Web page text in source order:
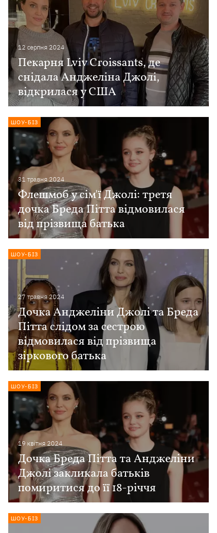
12 серпня 2024
Пекарня Lviv Croissants, де
снідала Анджеліна Джолі,
відкрилася у США
31 травня 2024
Флешмоб у сім'ї Джолі: третя
дочка Бреда Пітта відмовилася
від прізвища батька
ШОУ-БІЗ
27 травня 2024
Дочка Анджеліни Джолі та Бреда
Пітта слідом за сестрою
відмовилася від прізвища
зіркового батька
ШОУ-БІЗ
19 квiтня 2024
Дочка Бреда Пітта та Анджеліни
Джолі закликала батьків
помиритися до її 18-річчя
ШОУ-БІЗ
ШОУ-БІЗ